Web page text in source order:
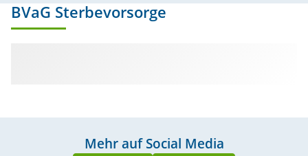
BVaG Sterbevorsorge
Mehr auf Social Media